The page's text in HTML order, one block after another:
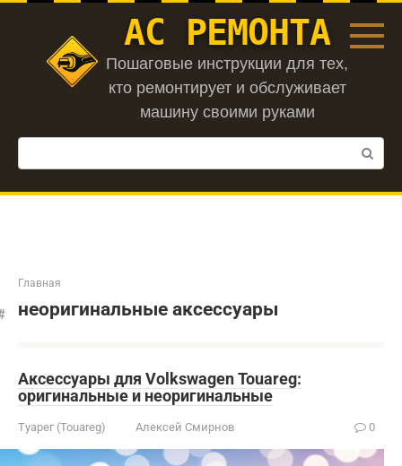
Перейти
АС РЕМОНТА
Пошаговые инструкции для тех,
кто ремонтирует и обслуживает
машину своими руками
Поиск:
Главная
неоригинальные аксессуары
Аксессуары для Volkswagen Touareg:
оригинальные и неоригинальные
Туарег (Touareg) Алексей Смирнов 0